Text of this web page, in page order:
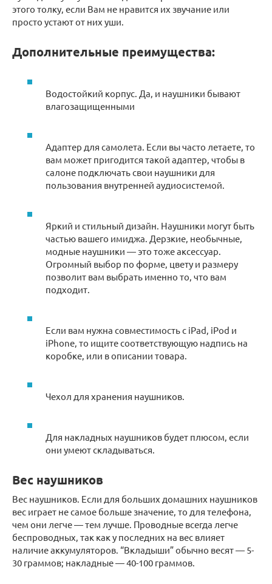
этого толку, если Вам не нравится их звучание или
просто устают от них уши.
Дополнительные преимущества:
Водостойкий корпус. Да, и наушники бывают
влагозащищенными
Адаптер для самолета. Если вы часто летаете, то
вам может пригодится такой адаптер, чтобы в
салоне подключать свои наушники для
пользования внутренней аудиосистемой.
Яркий и стильный дизайн. Наушники могут быть
частью вашего имиджа. Дерзкие, необычные,
модные наушники — это тоже аксессуар.
Огромный выбор по форме, цвету и размеру
позволит вам выбрать именно то, что вам
подходит.
Если вам нужна совместимость с iPad, iPod и
iPhone, то ищите соответствующую надпись на
коробке, или в описании товара.
Чехол для хранения наушников.
Для накладных наушников будет плюсом, если
они умеют складываться.
Вес наушников
Вес наушников. Если для больших домашних наушников
вес играет не самое больше значение, то для телефона,
чем они легче — тем лучше. Проводные всегда легче
беспроводных, так как у последних на вес влияет
наличие аккумуляторов. “Вкладыши” обычно весят — 5-
30 граммов; накладные — 40-100 граммов.